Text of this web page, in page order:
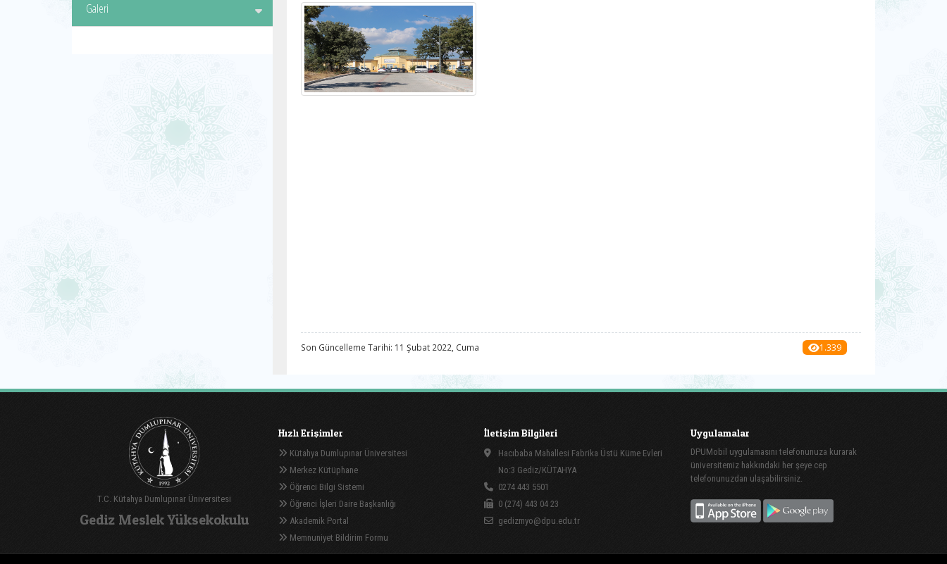
Galeri
Son Güncelleme Tarihi: 11 Şubat 2022, Cuma 1.339
T.C. Kütahya Dumlupınar Üniversitesi
Gediz Meslek Yüksekokulu
Hızlı Erişimler
Kütahya Dumlupınar Üniversitesi
Merkez Kütüphane
Öğrenci Bilgi Sistemi
Öğrenci İşleri Daire Başkanlığı
Akademik Portal
Memnuniyet Bildirim Formu
İletişim Bilgileri
Hacıbaba Mahallesi Fabrika Üstü Küme Evleri
No:3 Gediz/KÜTAHYA
0274 443 5501
0 (274) 443 04 23
gedizmyo@dpu.edu.tr
Uygulamalar
DPUMobil uygulamasını telefonunuza kurarak
üniversitemiz hakkındaki her şeye cep
telefonunuzdan ulaşabilirsiniz.